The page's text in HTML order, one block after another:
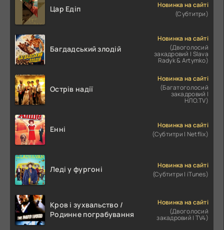
Цар Едіп
Новинка на сайті
(Субтитри)
Багдадський злодій
Новинка на сайті
(Двоголосий
закадровий | Slava
Radyk & Artymko)
Острів надії
Новинка на сайті
(Багатоголосий
закадровий |
НЛО.TV)
Енні
Новинка на сайті
(Субтитри | Netflix)
Леді у фургоні
Новинка на сайті
(Субтитри | iTunes)
Кров і зухвальство /
Родинне пограбування
Новинка на сайті
(Двоголосий
закадровий | TV4)